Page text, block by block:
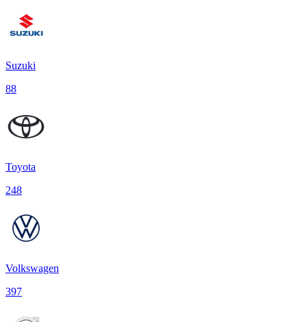
Suzuki
88
Toyota
248
Volkswagen
397